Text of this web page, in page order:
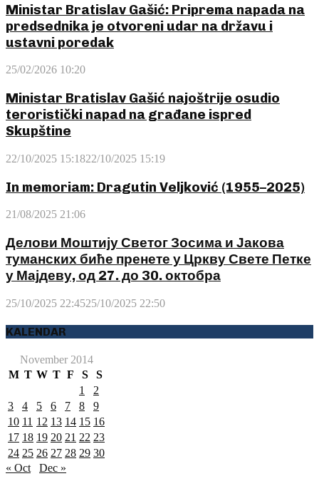
Ministar Bratislav Gašić: Priprema napada na
predsednika je otvoreni udar na državu i
ustavni poredak
25/02/2026 10:20
Ministar Bratislav Gašić najoštrije osudio
teroristički napad na građane ispred
Skupštine
22/10/2025 15:1822/10/2025 15:19
In memoriam: Dragutin Veljković (1955–2025)
21/08/2025 21:06
Делови Моштију Светог Зосима и Јакова
туманских биће пренете у Цркву Свете Петке
у Мајдеву, од 27. до 30. октобра
25/10/2025 22:4525/10/2025 22:50
KALENDAR
November 2014
M T W T F S
S
1
2
3
4 5 6 7 8
9
10 11 12 13 14 15 16
17 18 19 20 21 22 23
24 25 26 27 28 29 30
« Oct
Dec »